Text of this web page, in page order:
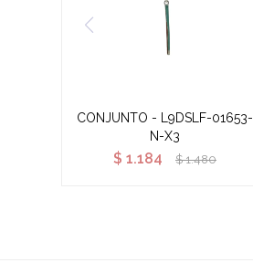
CONJUNTO - L9DSLF-01653-
N-X3
$ 1.184 $ 1.480